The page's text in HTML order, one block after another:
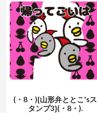
(・8・){山形弁ととこ'sス
タンプ3}(・8・).